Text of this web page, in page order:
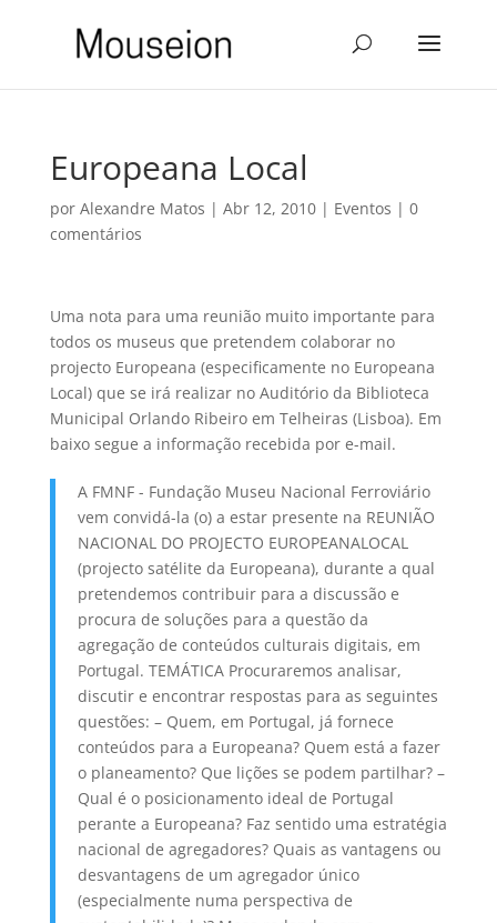
Europeana Local
por Alexandre Matos | Abr 12, 2010| Eventos | 0
comentários
Uma nota para uma reunião muito importante para
todos os museus que pretendem colaborar no
projecto Europeana (especificamente no Europeana
Local) que se irá realizar no Auditório da Biblioteca
Municipal Orlando Ribeiro em Telheiras (Lisboa). Em
baixo segue a informação recebida por e-mail.
A FMNF - Fundação Museu Nacional Ferroviário
vem convidá-la (o) a estar presente na REUNIÃO
NACIONAL DO PROJECTO EUROPEANALOCAL
(projecto satélite da Europeana), durante a qual
pretendemos contribuir para a discussão e
procura de soluções para a questão da
agregação de conteúdos culturais digitais, em
Portugal. TEMÁTICA Procuraremos analisar,
discutir e encontrar respostas para as seguintes
questões: – Quem, em Portugal, já fornece
conteúdos para a Europeana? Quem está a fazer
o planeamento? Que lições se podem partilhar? –
Qual é o posicionamento ideal de Portugal
perante a Europeana? Faz sentido uma estratégia
nacional de agregadores? Quais as vantagens ou
desvantagens de um agregador único
(especialmente numa perspectiva de